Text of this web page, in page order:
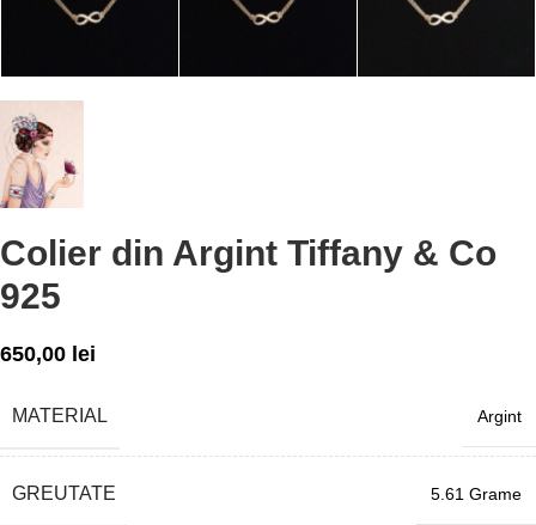
Colier din Argint Tiffany & Co
925
650,00 lei
MATERIAL Argint
GREUTATE 5.61 Grame